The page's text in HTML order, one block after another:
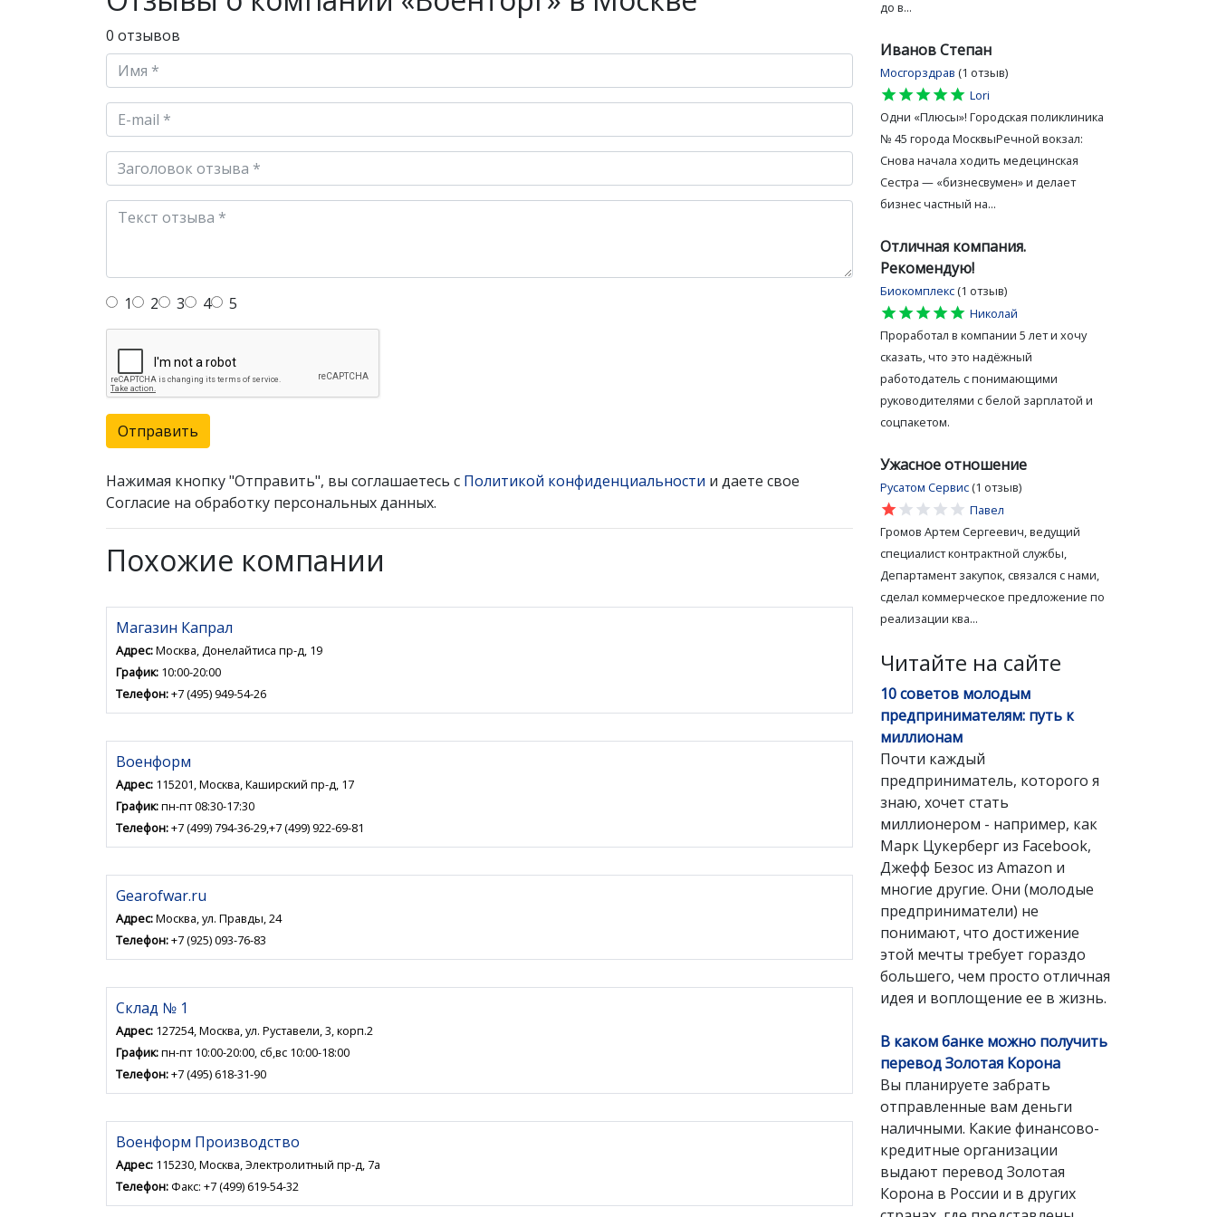
0 отзывов
1 2 3 4 5
Отправить
Нажимая кнопку "Отправить", вы соглашаетесь с Политикой конфиденциальности и даете свое
Согласие на обработку персональных данных.
Похожие компании
Магазин Капрал
Адрес:Москва, Донелайтиса пр-д, 19
График: 10:00-20:00
Телефон:+7 (495) 949-54-26
Военформ
Адрес: 115201, Москва, Каширский пр-д, 17
График:пн-пт 08:30-17:30
Телефон:+7 (499) 794-36-29,+7 (499) 922-69-81
Gearofwar.ru
Адрес:Москва, ул. Правды, 24
Телефон:+7 (925) 093-76-83
Склад № 1
Адрес: 127254, Москва, ул. Руставели, 3, корп.2
График:пн-пт 10:00-20:00, сб,вс 10:00-18:00
Телефон:+7 (495) 618-31-90
Военформ Производство
Адрес: 115230, Москва, Электролитный пр-д, 7а
Телефон: Факс: +7 (499) 619-54-32
до в...
Иванов Степан
Мосгорздрав (1 отзыв)
star
star
star
star
star
Lori
Одни «Плюсы»! Городская поликлиника
№ 45 города МосквыРечной вокзал:
Снова начала ходить медецинская
Сестра — «бизнесвумен» и делает
бизнес частный на...
Отличная компания.
Рекомендую!
Биокомплекс (1 отзыв)
star
star
star
star
star
Николай
Проработал в компании 5 лет и хочу
сказать, что это надёжный
работодатель с понимающими
руководителями с белой зарплатой и
соцпакетом.
Ужасное отношение
Русатом Сервис (1 отзыв)
star
star
star
star
star
Павел
Громов Артем Сергеевич, ведущий
специалист контрактной службы,
Департамент закупок, связался с нами,
сделал коммерческое предложение по
реализации ква...
Читайте на сайте
10 советов молодым
предпринимателям: путь к
миллионам
Почти каждый
предприниматель, которого я
знаю, хочет стать
миллионером - например, как
Марк Цукерберг из Facebook,
Джефф Безос из Amazon и
многие другие. Они (молодые
предприниматели) не
понимают, что достижение
этой мечты требует гораздо
большего, чем просто отличная
идея и воплощение ее в жизнь.
В каком банке можно получить
перевод Золотая Корона
Вы планируете забрать
отправленные вам деньги
наличными. Какие финансово-
кредитные организации
выдают перевод Золотая
Корона в России и в других